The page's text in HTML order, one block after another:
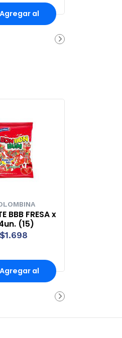
Agregar al
BBB FRESA x
(15)
$1.698
Agregar al